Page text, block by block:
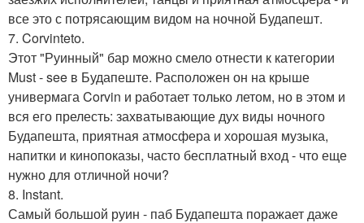
все это с потрясающим видом на ночной Будапешт.
7. Corvinteto.
Этот "Руинный" бар можно смело отнести к категории
Must - see в Будапеште. Расположен он на крыше
универмага Corvin и работает только летом, но в этом и
вся его прелесть: захватывающие дух виды ночного
Будапешта, приятная атмосфера и хорошая музыка,
напитки и кинопоказы, часто бесплатный вход - что еще
нужно для отличной ночи?
8. Instant.
Самый большой руин - паб Будапешта поражает даже